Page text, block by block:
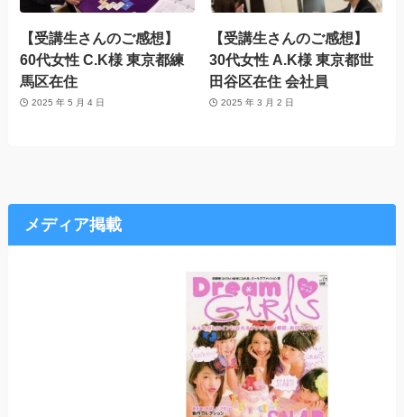
【受講生さんのご感想】
60代女性 C.K様 東京都練
馬区在住
2025 年 5 月 4 日
【受講生さんのご感想】
30代女性 A.K様 東京都世
田谷区在住 会社員
2025 年 3 月 2 日
メディア掲載